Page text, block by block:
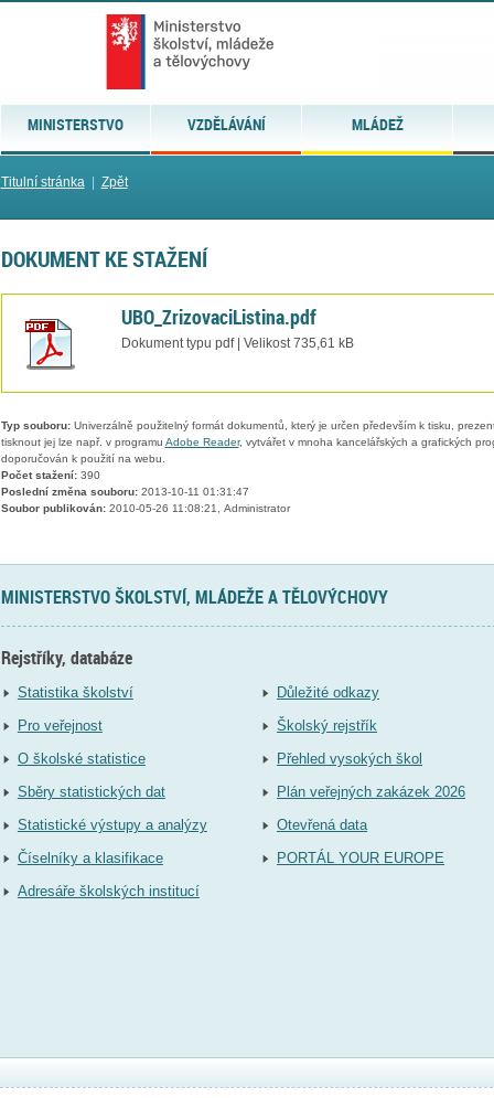
MINISTERSTVO VZDĚLÁVÁNÍ MLÁDEŽ
Titulní stránka| Zpět
DOKUMENT KE STAŽENÍ
UBO_ZrizovaciListina.pdf
Dokument typu pdf | Velikost 735,61 kB
Typ souboru:Univerzálně použitelný formát dokumentů, který je určen především k tisku,
tisknout jej lze např. v programu Adobe Reader, vytvářet v mnoha kancelářských a grafických
doporučován k použití na webu.
Počet stažení:390
Poslední změna souboru:2013-10-11 01:31:47
Soubor publikován:2010-05-26 11:08:21, Administrator
MINISTERSTVO ŠKOLSTVÍ, MLÁDEŽE A TĚLOVÝCHOVY
Rejstříky, databáze
Statistika školství
Pro veřejnost
O školské statistice
Sběry statistických dat
Statistické výstupy a analýzy
Číselníky a klasifikace
Adresáře školských institucí
Důležité odkazy
Školský rejstřík
Přehled vysokých škol
Plán veřejných zakázek 2026
Otevřená data
PORTÁL YOUR EUROPE